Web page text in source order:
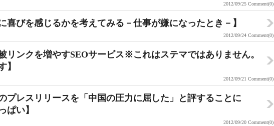
2012/09/25 Comment(0)
喜びを感じるかを考えてみる－仕事が嫌になったとき－】
2012/09/24 Comment(0)
リンクを増やすSEOサービス※これはステマではありません。
】
2012/09/21 Comment(0)
プレスリリースを「中国の圧力に屈した」と評することに
ぱい】
2012/09/20 Comment(0)